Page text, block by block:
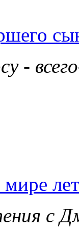
-
мире
с